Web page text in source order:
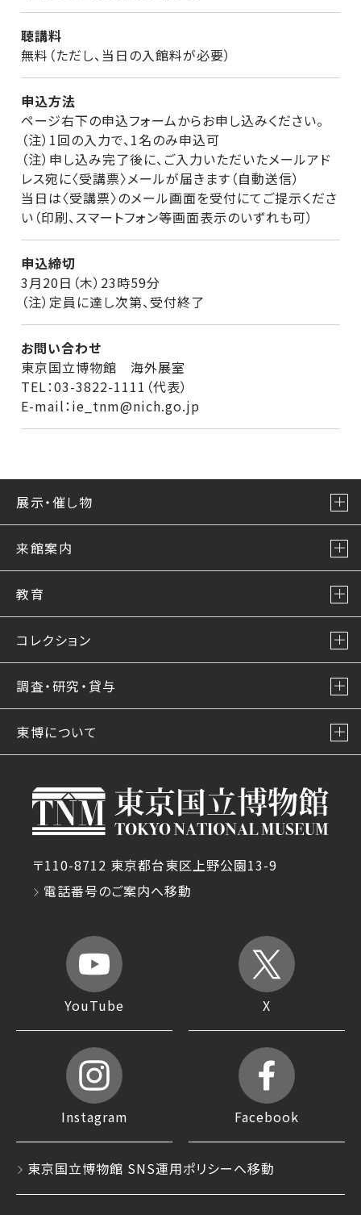
聴講料
無料（ただし、当日の入館料が必要）
申込方法
ページ右下の申込フォームからお申し込みください。
（注）1回の入力で、1名のみ申込可
（注）申し込み完了後に、ご入力いただいたメールアド
レス宛に〈受講票〉メールが届きます（自動送信）
当日は〈受講票〉のメール画面を受付にてご提示くださ
い（印刷、スマートフォン等画面表示のいずれも可）
申込締切
3月20日（木）23時59分
（注）定員に達し次第、受付終了
お問い合わせ
東京国立博物館 海外展室
TEL：03-3822-1111（代表）
E-mail：ie_tnm@nich.go.jp
展示・催し物
来館案内
教育
コレクション
調査・研究・貸与
東博について
〒110-8712 東京都台東区上野公園13-9
電話番号のご案内へ移動
YouTube X
Instagram Facebook
東京国立博物館 SNS運用ポリシーへ移動